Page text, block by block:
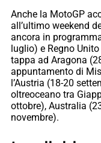
Anche la MotoGP
all’ultimo weekend
ancora in
luglio) e Regno
tappa ad Aragona
appuntamento di
l’Austria (18-20
oltreoceano tra
ottobre), Australia
novembre).